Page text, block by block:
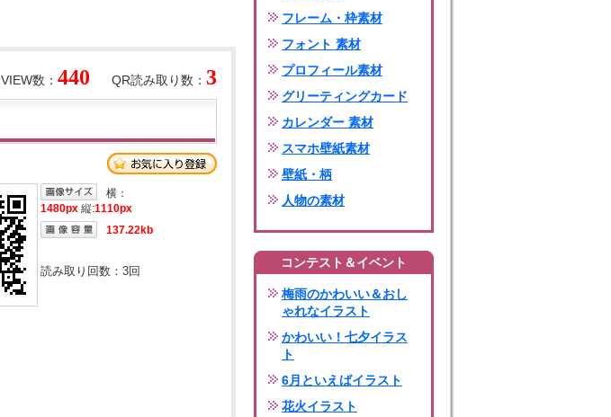
QR読み取り数： 3
VIEW数： 440
横：
1480px 縦:1110px
137.22kb
読み取り回数： 3回
フレーム・枠素材
フォント 素材
プロフィール素材
グリーティングカード
カレンダー 素材
スマホ壁紙素材
壁紙・柄
人物の素材
コンテスト＆イベント
梅雨のかわいい＆おし
ゃれなイラスト
かわいい！七夕イラス
ト
6月といえばイラスト
花火イラスト